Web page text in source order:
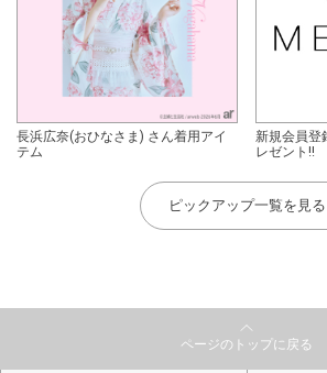
長浜広奈(おひなさま) さん着用アイ
テム
新規会員登
レゼント!!
ピックアップ一覧を見る
ページのトップに戻る